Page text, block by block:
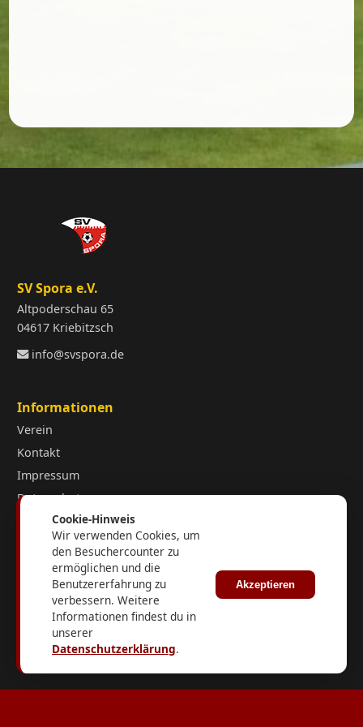
SV Spora e.V.
Altpoderschau 65
04617 Kriebitzsch
info@svspora.de
Informationen
Verein
Kontakt
Impressum
Datenschutz
Kurzlinks
fussball.de
FuPa.net
Fußballverband Sachsen-Anhalt
KFV Burgenland
Cookie-Hinweis
Wir verwenden Cookies, um
den Besuchercounter zu
ermöglichen und die
Benutzererfahrung zu
verbessern. Weitere
Informationen findest du in
unserer
Datenschutzerklärung.
Akzeptieren